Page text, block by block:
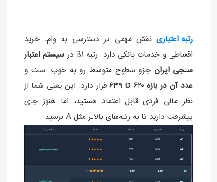
رتبه اعتباری نقش مهمی در دسترسی به وام، خرید
اقساطی و خدمات بانکی دارد. رتبه B1 در
سیستم اعتبار
سنجی ایران جزو سطوح متوسط رو به خوب است و
عدد آن در بازه ۶۲۰ تا ۶۳۹
قرار دارد. این یعنی شما از
نظر مالی فردی قابل اعتماد هستید، اما هنوز جای
پیشرفت دارید تا به رتبه‌های بالاتر مثل A برسید.